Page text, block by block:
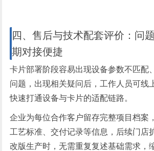
四、售后与技术配套评价：问
期对接便捷
卡片部署阶段容易出现设备参数不匹配
问题，出现相关疑问后，工作人员可线
快速打通设备与卡片的适配链路。
企业为每位合作客户留存完整项目档案
工艺标准、交付记录等信息，后续门店
改版生产时，无需重复复述基础需求，